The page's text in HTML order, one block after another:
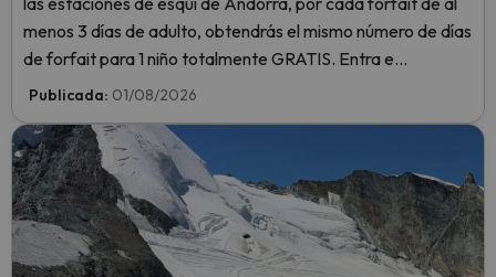
menos 3 días de adulto, obtendrás el mismo número de días
de forfait para 1 niño totalmente GRATIS. Entra e
infórmate aquí.
Publicada: 01/08/2026